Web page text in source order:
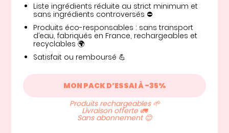
Liste ingrédients réduite au strict minimum et
sans ingrédients controversés ⛔️
Produits éco-responsables : sans transport
d’eau, fabriqués en France, rechargeables et
recyclables 🌍
Satisfait ou remboursé 💪
MON PACK D’ESSAI À -35%
Produits rechargeables 🌱
Livraison offerte 🚛
Sans abonnement 😊